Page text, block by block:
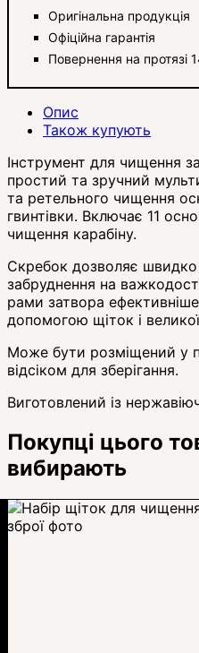
Оригінальна продукція
Офіційна гарантія
Повернення на протязі
Опис
Також купують
Інструмент для чищення
простий та зручний
та ретельного чищення
гвинтівки. Включає 11
чищення карабіну.
Скребок дозволяє швидко
забруднення на
рами затвора
допомогою щіток і
Може бути розміщений у
відсіком для зберігання.
Виготовлений із
Покупці цього
вибирають